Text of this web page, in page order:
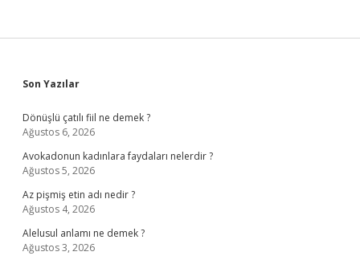
Sidebar
Son Yazılar
Dönüşlü çatılı fiil ne demek ?
Ağustos 6, 2026
Avokadonun kadınlara faydaları nelerdir ?
Ağustos 5, 2026
Az pişmiş etin adı nedir ?
Ağustos 4, 2026
Alelusul anlamı ne demek ?
Ağustos 3, 2026